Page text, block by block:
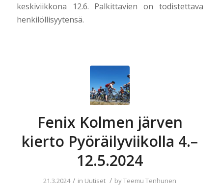
keskiviikkona 12.6. Palkittavien on todistettava
henkilöllisyytensä.
Fenix Kolmen järven
kierto Pyöräilyviikolla 4.–
12.5.2024
21.3.2024 / in Uutiset / byTeemu Tenhunen